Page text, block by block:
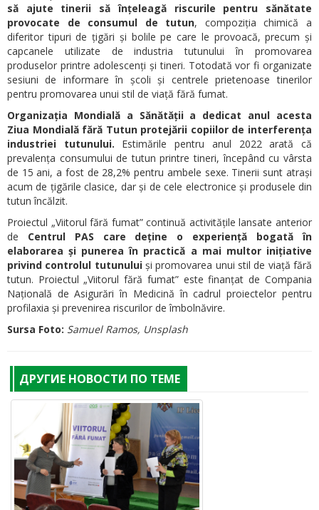
să ajute tinerii să înțeleagă riscurile pentru sănătate
provocate de consumul de tutun, compoziția chimică a
diferitor tipuri de țigări și bolile pe care le provoacă, precum și
capcanele utilizate de industria tutunului în promovarea
produselor printre adolescenți și tineri. Totodată vor fi organizate
sesiuni de informare în școli și centrele prietenoase tinerilor
pentru promovarea unui stil de viață fără fumat.
Organizația Mondială a Sănătății a dedicat anul acesta
Ziua Mondială fără Tutun protejării copiilor de interferența
industriei tutunului. Estimările pentru anul 2022 arată că
prevalența consumului de tutun printre tineri, începând cu vârsta
de 15 ani, a fost de 28,2% pentru ambele sexe. Tinerii sunt atrași
acum de țigările clasice, dar și de cele electronice și produsele din
tutun încălzit.
Proiectul „Viitorul fără fumat” continuă activitățile lansate anterior
de Centrul PAS care deține o experiență bogată în
elaborarea și punerea în practică a mai multor inițiative
privind controlul tutunuluiși promovarea unui stil de viață fără
tutun. Proiectul „Viitorul fără fumat” este finanțat de Compania
Națională de Asigurări în Medicină în cadrul proiectelor pentru
profilaxia și prevenirea riscurilor de îmbolnăvire.
Sursa Foto: Samuel Ramos, Unsplash
ДРУГИЕ НОВОСТИ ПО ТЕМЕ